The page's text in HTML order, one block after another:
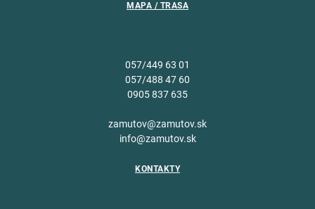
MAPA / TRASA
057/449 63 01
057/488 47 60
0905 837 635
zamutov@zamutov.sk
info@zamutov.sk
KONTAKTY